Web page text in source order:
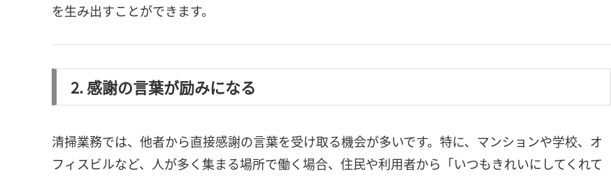
を生み出すことができます。
2. 感謝の言葉が励みになる
清掃業務では、他者から直接感謝の言葉を受け取る機会が多いです。特に、マンションや学校、オ
フィスビルなど、人が多く集まる場所で働く場合、住民や利用者から「いつもきれいにしてくれて